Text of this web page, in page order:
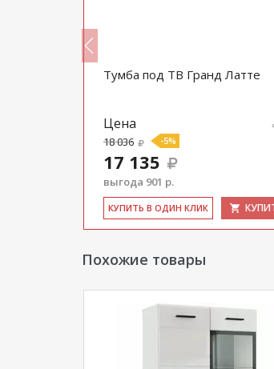
Тумба под ТВ Гранд Латте
Цена
18 036 -5%
17 135
выгода 901 р.
КУ­ПИТЬ В ОДИН КЛИК
Похожие товары